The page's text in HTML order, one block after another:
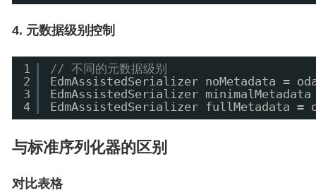
4. 元数据级别控制
1
2
3
4
// 不同的元数据级别
EdmAssistedSerializer noMetadata =
EdmAssistedSerializer
EdmAssistedSerializer fullMetadata =
与标准序列化器的区别
对比表格